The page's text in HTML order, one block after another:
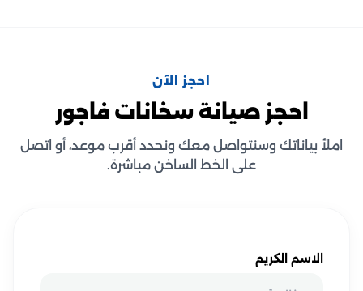
احجز الآن
احجز صيانة سخانات فاجور
املأ بياناتك وسنتواصل معك ونحدد أقرب موعد، أو اتصل
على الخط الساخن مباشرة.
الاسم الكريم